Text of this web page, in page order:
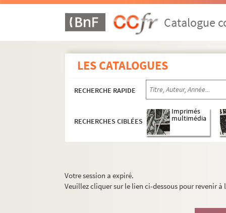
Catalogue
LES CATALOGUES
RECHERCHE RAPIDE
RECHERCHES CIBLÉES
Imprimés
multimédia
Votre session a expiré.
Veuillez cliquer sur le lien ci-dessous pour revenir